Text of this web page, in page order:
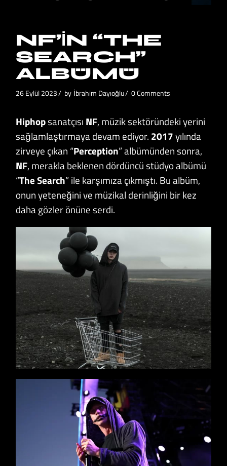
NF’IN “THE
SEARCH”
ALBÜMÜ
26 Eylül 2023 by İbrahim Dayıoğlu 0 Comments
Hiphopsanatçısı NF, müzik sektöründeki yerini
sağlamlaştırmaya devam ediyor. 2017yılında
zirveye çıkan “Perception” albümünden sonra,
NF, merakla beklenen dördüncü stüdyo albümü
“The Search” ile karşımıza çıkmıştı. Bu albüm,
onun yeteneğini ve müzikal derinliğini bir kez
daha gözler önüne serdi.